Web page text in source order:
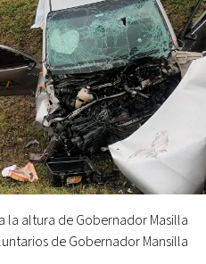
la altura de Gobernador Masilla
de Gobernador Mansilla